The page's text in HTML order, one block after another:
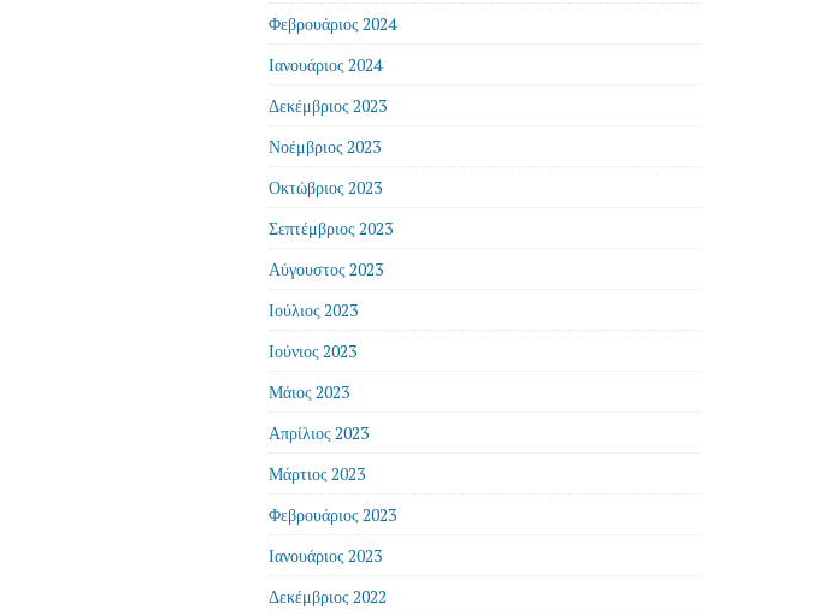
Φεβρουάριος 2024
Ιανουάριος 2024
Δεκέμβριος 2023
Νοέμβριος 2023
Οκτώβριος 2023
Σεπτέμβριος 2023
Αύγουστος 2023
Ιούλιος 2023
Ιούνιος 2023
Μάιος 2023
Απρίλιος 2023
Μάρτιος 2023
Φεβρουάριος 2023
Ιανουάριος 2023
Δεκέμβριος 2022